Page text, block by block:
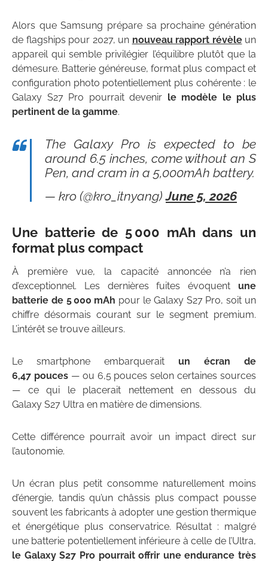
Alors que Samsung prépare sa prochaine génération
de flagships pour 2027, un nouveau rapport révèleun
appareil qui semble privilégier l’équilibre plutôt que la
démesure. Batterie généreuse, format plus compact et
configuration photo potentiellement plus cohérente : le
Galaxy S27 Pro pourrait devenir le modèle le plus
pertinent de la gamme.
The Galaxy Pro is expected to be
around 6.5 inches, come without an S
Pen, and cram in a 5,000mAh battery.
— kro (@kro_itnyang)June 5, 2026
Une batterie de 5 000 mAh dans un
format plus compact
À première vue, la capacité annoncée n’a rien
d’exceptionnel. Les dernières fuites évoquent une
batterie de 5 000 mAh pour le Galaxy S27 Pro, soit un
chiffre désormais courant sur le segment premium.
L’intérêt se trouve ailleurs.
Le smartphone embarquerait un écran de
6,47 pouces— ou 6,5 pouces selon certaines sources
— ce qui le placerait nettement en dessous du
Galaxy S27 Ultra en matière de dimensions.
Cette différence pourrait avoir un impact direct sur
l’autonomie.
Un écran plus petit consomme naturellement moins
d’énergie, tandis qu’un châssis plus compact pousse
souvent les fabricants à adopter une gestion thermique
et énergétique plus conservatrice. Résultat : malgré
une batterie potentiellement inférieure à celle de l’Ultra,
le Galaxy S27 Pro pourrait offrir une endurance très